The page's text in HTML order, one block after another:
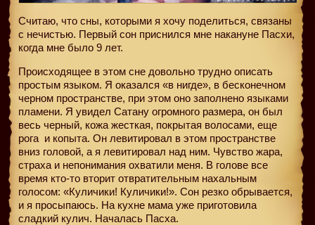
Считаю, что сны, которыми я хочу поделиться, связаны
с нечистью. Первый сон приснился мне накануне Пасхи,
когда мне было 9 лет.
Происходящее в этом сне довольно трудно описать
простым языком. Я оказался «в нигде», в бесконечном
черном пространстве, при этом оно заполнено языками
пламени. Я увидел Сатану огромного размера, он был
весь черный, кожа жесткая, покрытая волосами, еще
рога и копыта. Он левитировал в этом пространстве
вниз головой, а я левитировал над ним. Чувство жара,
страха и непонимания охватили меня. В голове все
время кто-то вторит отвратительным нахальным
голосом: «Куличики! Куличики!». Сон резко обрывается,
и я просыпаюсь. На кухне мама уже приготовила
сладкий кулич. Началась Пасха.